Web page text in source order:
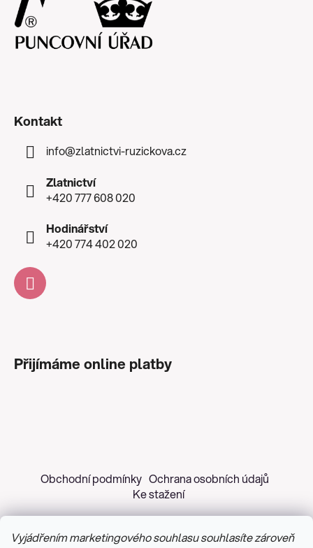
Vyjádřením marketingového souhlasu souhlasíte zároveň
Kontakt
info@zlatnictvi-ruzickova.cz
Zlatnictví
+420 777 608 020
Hodinářství
+420 774 402 020
Přijímáme online platby
Obchodní podmínky Ochrana osobních údajů
Ke stažení